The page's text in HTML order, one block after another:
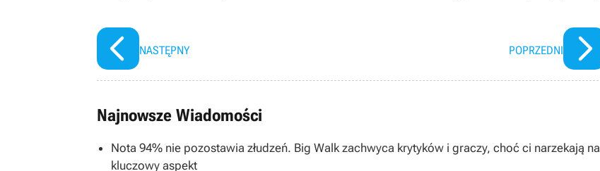
NASTĘPNY POPRZEDNI
Najnowsze Wiadomości
Nota 94% nie pozostawia złudzeń. Big Walk zachwyca krytyków i graczy, choć ci narzekają na
kluczowy aspekt